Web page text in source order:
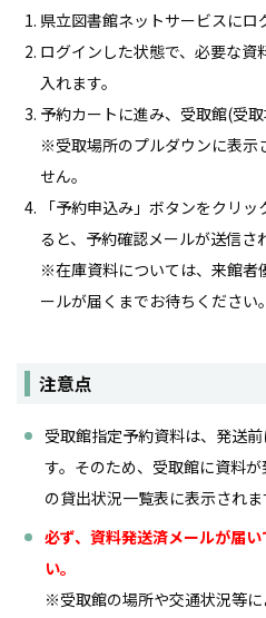
県立図書館ネットサービスにロ
ログインした状態で、必要な
入れます。
予約カートに進み、受取館(受取
※受取場所のプルダウンに表示
せん。
「予約申込み」ボタンをクリ
ると、予約確認メールが送信さ
※在庫資料については、来館者
ールが届くまでお待ちください。
注意点
受取館指定予約資料は、発送
す。そのため、受取館に資料
の貸出状況一覧表に表示されま
必ず、資料発送済メールが届
い。
※受取館の場所や交通状況等